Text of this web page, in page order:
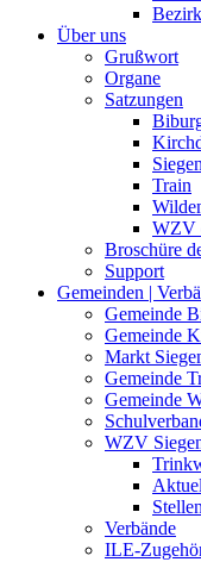
Über uns
Grußwort
Organe
Satzungen
Train
WZV
Broschüre
Support
Gemeinden |
Gemeinde
Gemeinde
Markt
Gemeinde
Gemeinde
WZV
Verbände
ILE-